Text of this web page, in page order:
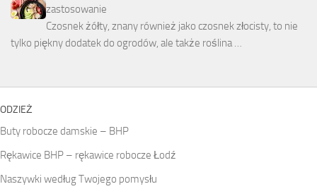
zastosowanie
Czosnek żółty, znany również jako czosnek złocisty, to nie
tylko piękny dodatek do ogrodów, ale także roślina …
ODZIEŻ
Buty robocze damskie – BHP
Rękawice BHP – rękawice robocze Łodź
Naszywki według Twojego pomysłu